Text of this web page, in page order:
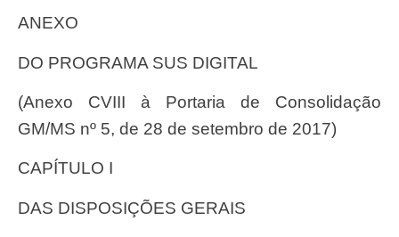
ANEXO
DO PROGRAMA SUS DIGITAL
(Anexo CVIII à Portaria de Consolidação
GM/MS nº 5, de 28 de setembro de 2017)
CAPÍTULO I
DAS DISPOSIÇÕES GERAIS